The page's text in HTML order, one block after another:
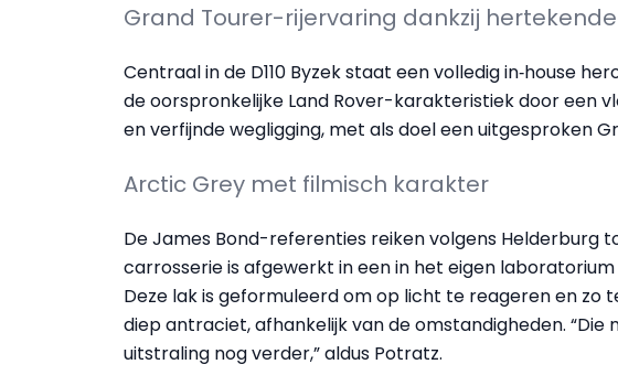
Grand Tourer-rijervaring dankzij
Centraal in de D110 Byzek staat een volledig in‑house
de oorspronkelijke Land Rover-karakteristiek door een
en verfijnde wegligging, met als doel een uitgesproken
Arctic Grey met filmisch karakter
De James Bond-referenties reiken volgens Helderburg
carrosserie is afgewerkt in een in het eigen
Deze lak is geformuleerd om op licht te reageren en zo
diep antraciet, afhankelijk van de omstandigheden.
uitstraling nog verder,” aldus Potratz.